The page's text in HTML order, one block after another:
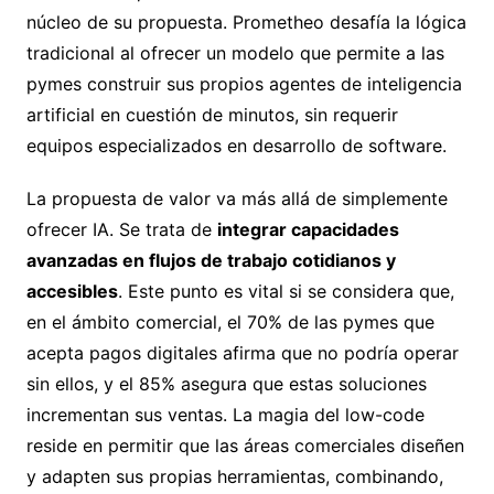
núcleo de su propuesta. Prometheo desafía la lógica
tradicional al ofrecer un modelo que permite a las
pymes construir sus propios agentes de inteligencia
artificial en cuestión de minutos, sin requerir
equipos especializados en desarrollo de software.
La propuesta de valor va más allá de simplemente
ofrecer IA. Se trata de integrar capacidades
avanzadas en flujos de trabajo cotidianos y
accesibles. Este punto es vital si se considera que,
en el ámbito comercial, el 70% de las pymes que
acepta pagos digitales afirma que no podría operar
sin ellos, y el 85% asegura que estas soluciones
incrementan sus ventas. La magia del low-code
reside en permitir que las áreas comerciales diseñen
y adapten sus propias herramientas, combinando,